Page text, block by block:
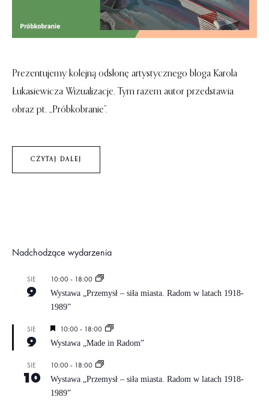
Prezentujemy kolejną odsłonę artystycznego bloga Karola
Łukasiewicza Wizualizacje. Tym razem autor przedstawia
obraz pt. „Próbkobranie”.
CZYTAJ DALEJ
Nadchodzące wydarzenia
SIE
9
10:00- 18:00
Wystawa „Przemysł – siła miasta. Radom w latach 1918-
1989”
SIE
9
W
r
ż
n
o
10:00- 18:00
Wystawa „Made in Radom”
SIE
10
10:00- 18:00
Wystawa „Przemysł – siła miasta. Radom w latach 1918-
1989”